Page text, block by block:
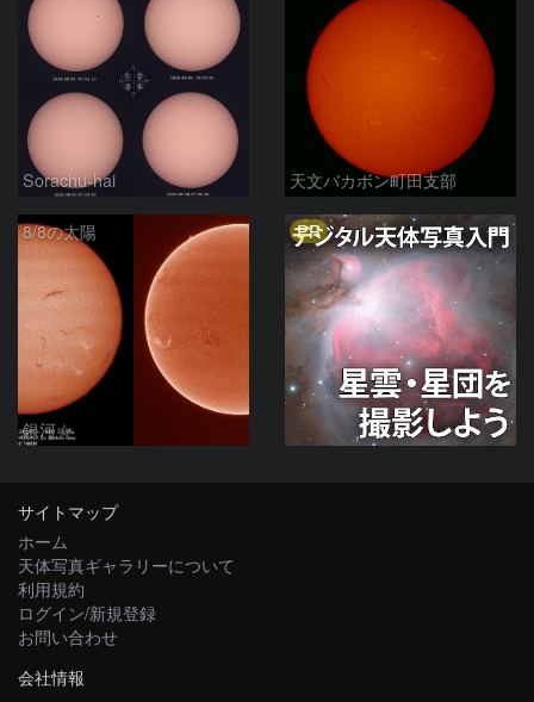
Sorachu-hai 天文バカボン町田支部
8/8の太陽
銀河☆
PR
サイトマップ
ホーム
天体写真ギャラリーについて
利用規約
ログイン/新規登録
お問い合わせ
会社情報